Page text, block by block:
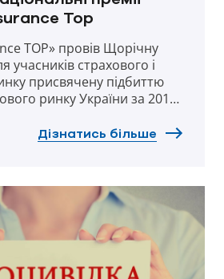
Top
TOP» провів Щорічну
учасників страхового і
присвячену підбиттю
ринку України за 2015
страхування і страхування
Дізнатись більше